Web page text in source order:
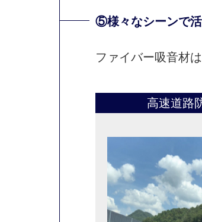
⑤様々なシーンで
ファイバー吸音材
高速道路